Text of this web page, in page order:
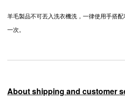
羊毛製品不可丟入洗衣機洗，一律使用手搭
一次。
About shipping and customer